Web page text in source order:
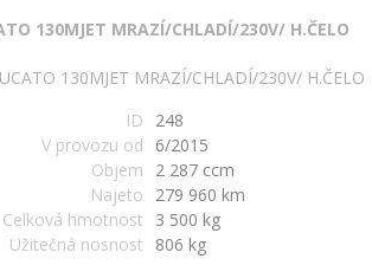
130MJET MRAZÍ/CHLADÍ/230V/ H.ČELO
ID
248
V provozu od
6/2015
Objem
2 287 ccm
Najeto
279 960 km
Celková hmotnost
3 500 kg
Užitečná nosnost
806 kg